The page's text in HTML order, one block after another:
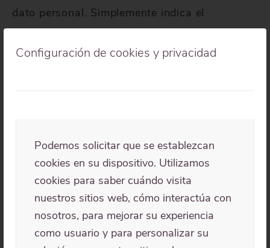
Configuración de cookies y privacidad
Podemos solicitar que se establezcan
cookies en su dispositivo. Utilizamos
cookies para saber cuándo visita
nuestros sitios web, cómo interactúa con
nosotros, para mejorar su experiencia
como usuario y para personalizar su
dato personal. Simplemente indica el
identificador del artículo que acaba de
modificar. Expira después de un día.
Los artículos de este sitio pueden incluir
contenido incrustado (por ejemplo, videos,
imágenes, artículos…). El contenido incrustado
de otros sitios se comporta de la misma
manera que si el visitante estuviera visitando